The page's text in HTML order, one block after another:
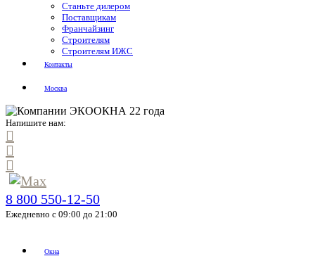
Станьте дилером
Поставщикам
Франчайзинг
Строителям
Строителям ИЖС
Контакты
Москва
Напишите нам:
8 800 550-12-50
Ежедневно с 09:00 до 21:00
Окна